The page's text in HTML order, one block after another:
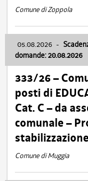
Comune di Zoppola
05.08.2026 -
domande: 20.08.2026
333/26 –
posti di
Cat. C – da
comunale –
stabilizzazione
Comune di Muggia